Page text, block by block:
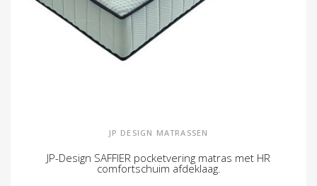
JP DESIGN MATRASSEN
JP-Design SAFFIER pocketvering matras met HR
comfortschuim afdeklaag.